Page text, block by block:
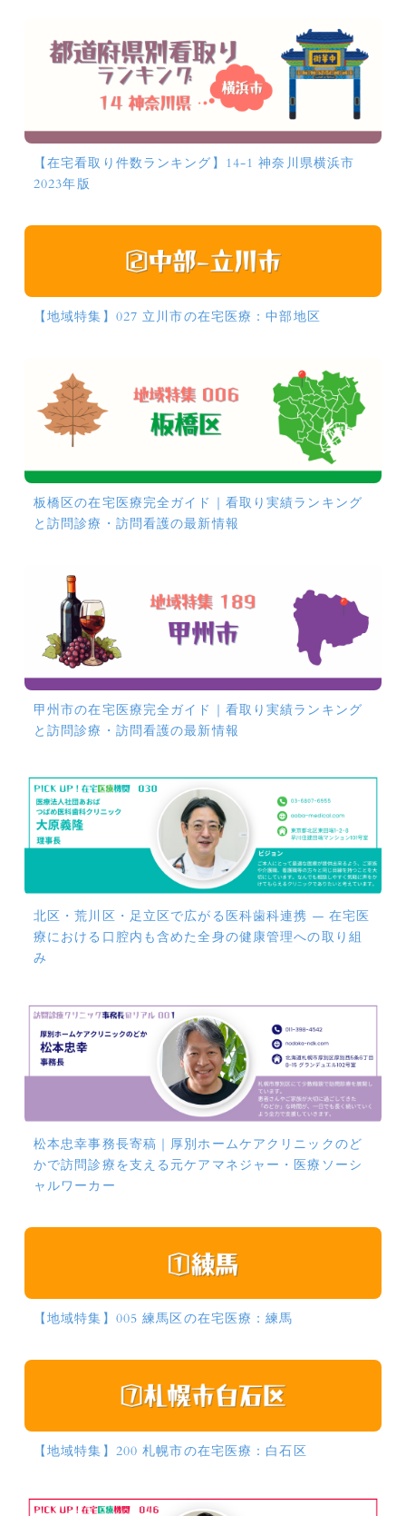
【在宅看取り件数ランキング】14-1 神奈川県横浜市
2023年版
【地域特集】027 立川市の在宅医療：中部地区
板橋区の在宅医療完全ガイド｜看取り実績ランキング
と訪問診療・訪問看護の最新情報
甲州市の在宅医療完全ガイド｜看取り実績ランキング
と訪問診療・訪問看護の最新情報
北区・荒川区・足立区で広がる医科歯科連携 ― 在宅医
療における口腔内も含めた全身の健康管理への取り組
み
松本忠幸事務長寄稿｜厚別ホームケアクリニックのど
かで訪問診療を支える元ケアマネジャー・医療ソーシ
ャルワーカー
【地域特集】005 練馬区の在宅医療：練馬
【地域特集】200 札幌市の在宅医療：白石区